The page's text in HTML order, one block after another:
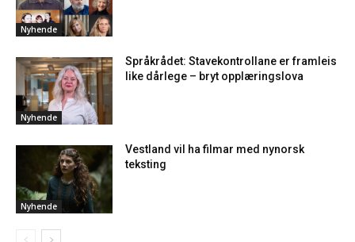
Nyhende
Nyhende
Språkrådet: Stavekontrollane er framleis
like dårlege – bryt opplæringslova
Nyhende
Vestland vil ha filmar med nynorsk
teksting